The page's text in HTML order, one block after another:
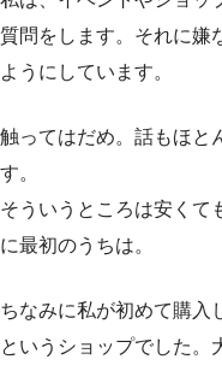
質問をします。それに嫌
ようにしています。
触ってはだめ。話もほと
す。
そういうところは安くて
に最初のうちは。
ちなみに私が初めて購入
というショップでした。